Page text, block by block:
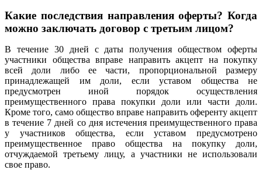
Какие последствия направления оферты? Когда
можно заключать договор с третьим лицом?
В течение 30 дней с даты получения обществом оферты
участники общества вправе направить акцепт на покупку
всей доли либо ее части, пропорциональной размеру
принадлежащей им доли, если уставом общества не
предусмотрен иной порядок осуществления
преимущественного права покупки доли или части доли.
Кроме того, само общество вправе направить оференту акцепт
в течение 7 дней со дня истечения преимущественного права
у участников общества, если уставом предусмотрено
преимущественное право общества на покупку доли,
отчуждаемой третьему лицу, а участники не использовали
свое право.